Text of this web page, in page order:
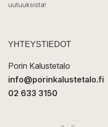
k
p
t
uutuuksista!
YHTEYSTIEDOT
Porin Kalustetalo
info@porinkalustetalo.fi
02 633 3150